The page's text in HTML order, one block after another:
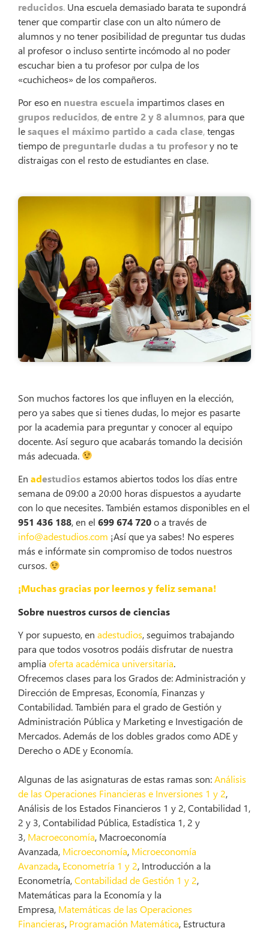
reducidos. Una escuela demasiado barata te supondrá
tener que compartir clase con un alto número de
alumnos y no tener posibilidad de preguntar tus dudas
al profesor o incluso sentirte incómodo al no poder
escuchar bien a tu profesor por culpa de los
«cuchicheos» de los compañeros.
Por eso en nuestra escuela impartimos clases en
grupos reducidos,deentre 2 y 8 alumnos, para que
lesaques el máximo partido a cada clase,tengas
tiempo de preguntarle dudas a tu profesory no te
distraigas con el resto de estudiantes en clase.
Son muchos factores los que influyen en la elección,
pero ya sabes que si tienes dudas, lo mejor es pasarte
por la academia para preguntar y conocer al equipo
docente. Así seguro que acabarás tomando la decisión
más adecuada.
En adestudiosestamos abiertos todos los días entre
semana de 09:00 a 20:00 horas dispuestos a ayudarte
con lo que necesites. También estamos disponibles en el
951 436 188, en el 699 674 720o a través de
info@adestudios.com ¡Así que ya sabes! No esperes
más e infórmate sin compromiso de todos nuestros
cursos.
¡Muchas gracias por leernos y feliz semana!
Sobre nuestros cursos de ciencias
Y por supuesto, en adestudios, seguimos trabajando
para que todos vosotros podáis disfrutar de nuestra
amplia oferta académica universitaria.
Ofrecemos clases para los Grados de: Administración y
Dirección de Empresas, Economía, Finanzas y
Contabilidad. También para el grado de Gestión y
Administración Pública y Marketing e Investigación de
Mercados. Además de los dobles grados como ADE y
Derecho o ADE y Economía.
Algunas de las asignaturas de estas ramas son:Análisis
de las Operaciones Financieras e Inversiones 1 y 2,
Análisis de los Estados Financieros 1 y 2, Contabilidad 1,
2 y 3, Contabilidad Pública, Estadística 1, 2 y
3, Macroeconomía, Macroeconomía
Avanzada, Microeconomía, Microeconomía
Avanzada, Econometría 1 y 2, Introducción a la
Econometría,Contabilidad de Gestión 1 y 2,
Matemáticas para la Economía y la
Empresa, Matemáticas de las Operaciones
Financieras, Programación Matemática, Estructura